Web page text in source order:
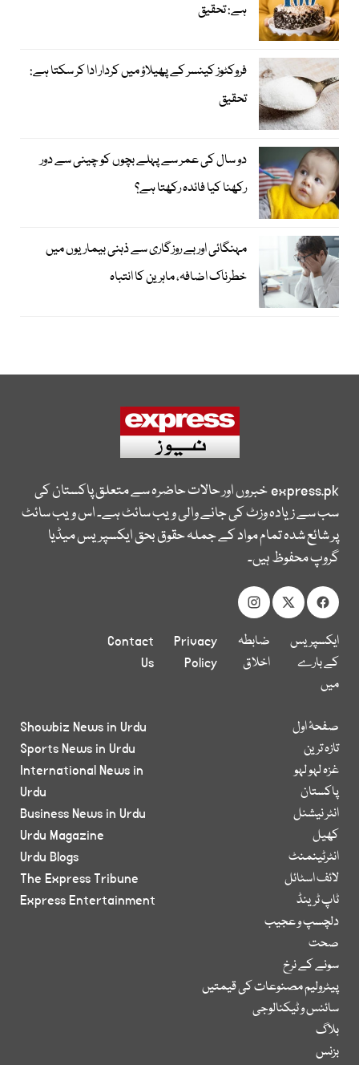
ہے: تحقیق
فروکٹوز کینسر کے پھیلاؤ میں کردار ادا کر سکتا ہے:
تحقیق
دو سال کی عمر سے پہلے بچوں کو چینی سے دور
رکھنا کیا فائدہ رکھتا ہے؟
مہنگائی اور بے روزگاری سے ذہنی بیماریوں میں
خطرناک اضافہ، ماہرین کا انتباہ
express.pkخبروں اور حالات حاضرہ سے متعلق پاکستان کی
سب سے زیادہ وزٹ کی جانے والی ویب سائٹ ہے۔ اس ویب سائٹ
پر شائع شدہ تمام مواد کے جملہ حقوق بحق ایکسپریس میڈیا
گروپ محفوظ ہیں۔
ایکسپریس
کے بارے
میں
ضابطہ
اخلاق
Privacy
Policy
Contact
Us
صفحۂ اول
تازہ ترین
غزہ لہو لہو
پاکستان
انٹر نیشنل
کھیل
انٹرٹینمنٹ
لائف اسٹائل
ٹاپ ٹرینڈ
دلچسپ و عجیب
صحت
سونے کے نرخ
پیٹرولیم مصنوعات کی قیمتیں
سائنس و ٹیکنالوجی
بلاگ
بزنس
Showbiz News in Urdu
Sports News in Urdu
International News in
Urdu
Business News in Urdu
Urdu Magazine
Urdu Blogs
The Express Tribune
Express Entertainment